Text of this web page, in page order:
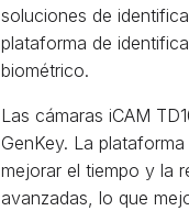
soluciones de
plataforma de
biométrico.
Las cámaras iCAM
GenKey. La
mejorar el tiempo y la
avanzadas, lo que